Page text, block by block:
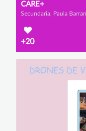
CARE+
+20